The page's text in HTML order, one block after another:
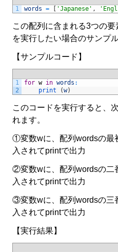
1 words = 'Japanese' ,
この配列に含まれる3つの
を実行したい場合のサンプ
【サンプルコード】
1
2
for w in words :
print
(w)
このコードを実行すると、
れます。
①変数wに、配列wordsの最
入されてprintで出力
②変数wに、配列wordsの二
入されてprintで出力
③変数wに、配列wordsの三
入されてprintで出力
【実行結果】